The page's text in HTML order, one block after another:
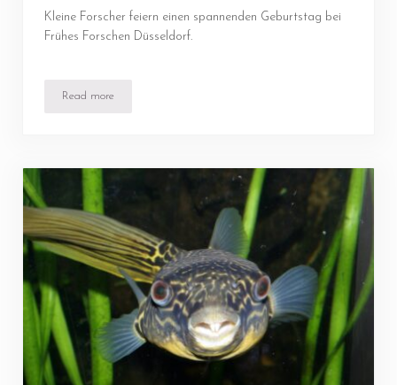
Kleine Forscher feiern einen spannenden Geburtstag bei
Frühes Forschen Düsseldorf.
Read moreFrühes Forschen Düsseldorf